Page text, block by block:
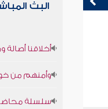
في فنون التعامل -
محمد العريفي
البث
أخلاقنا
وأمنهم من
سلسلة